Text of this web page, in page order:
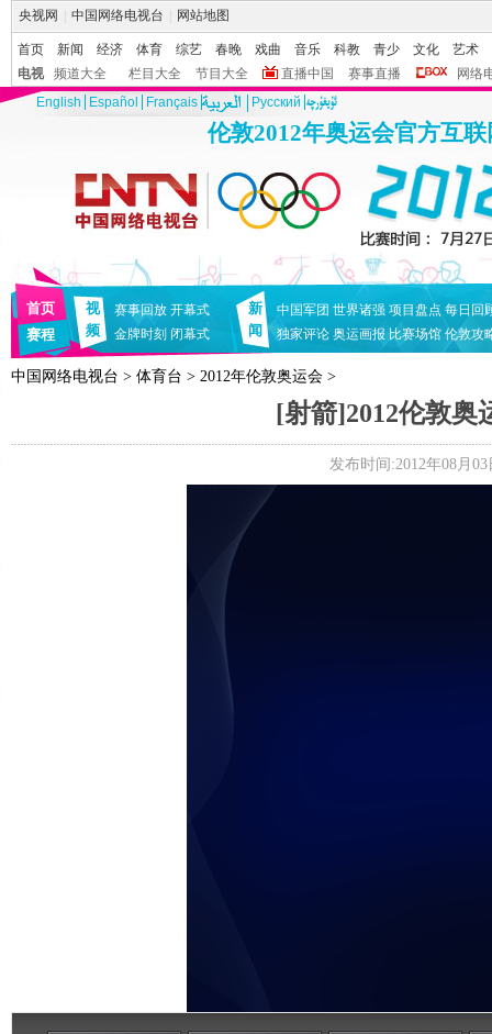
央视网 中国网络电视台 网站地图
首页 新闻 经济 体育 综艺 春晚 戏曲 音乐 科教 青少 文化
艺术
电视
频道大全 栏目大全 节目大全 直播中国 赛事直播
网络
English
Español Français Pусский
伦敦2012年奥运会官方互
首页
赛程
视
频
赛事回放 开幕式
金牌时刻 闭幕式
新
闻
中国军团 世界诸强 项目盘点 每日回
独家评论 奥运画报 比赛场馆 伦敦攻
中国网络电视台 > 体育台 > 2012年伦敦奥运会 >
[射箭]2012伦敦奥
发布时间:2012年08月